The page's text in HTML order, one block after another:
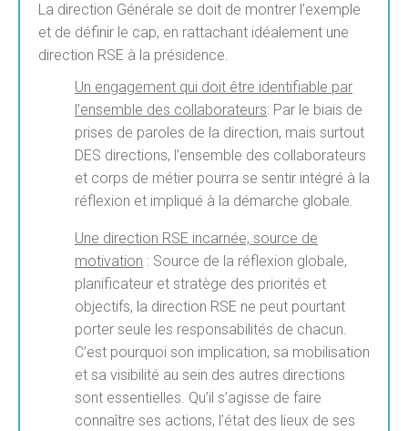
La direction Générale se doit de montrer l’exemple
et de définir le cap, en rattachant idéalement une
direction RSE à la présidence.
Un engagement qui doit être identifiable par
l’ensemble des collaborateurs: Par le biais de
prises de paroles de la direction, mais surtout
DES directions, l’ensemble des collaborateurs
et corps de métier pourra se sentir intégré à la
réflexion et impliqué à la démarche globale.
Une direction RSE incarnée, source de
motivation : Source de la réflexion globale,
planificateur et stratège des priorités et
objectifs, la direction RSE ne peut pourtant
porter seule les responsabilités de chacun.
C’est pourquoi son implication, sa mobilisation
et sa visibilité au sein des autres directions
sont essentielles. Qu’il s’agisse de faire
connaître ses actions, l’état des lieux de ses